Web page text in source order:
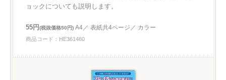
ョックについても説明します。
55円(税抜価格50円) A4／ 表紙共4ページ／ カラー
商品コード：HE361460